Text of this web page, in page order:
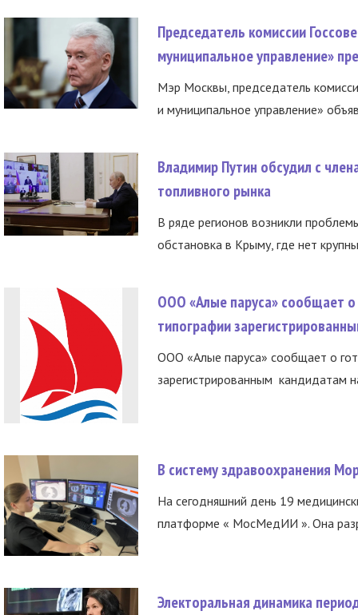
Председатель комиссии
муниципальное управление»
Мэр Москвы, председатель
и муниципальное управление»
Владимир Путин обсудил с
топливного рынка
В ряде регионов возникли
обстановка в Крыму, где нет
ООО «Алые паруса» сообщает о
типографии
ООО «Алые паруса» сообщает о
зарегистрированным кандидатам
В систему здравоохранения
На сегодняшний день 19
платформе « МосМедИИ ». Она
Электоральная динамика